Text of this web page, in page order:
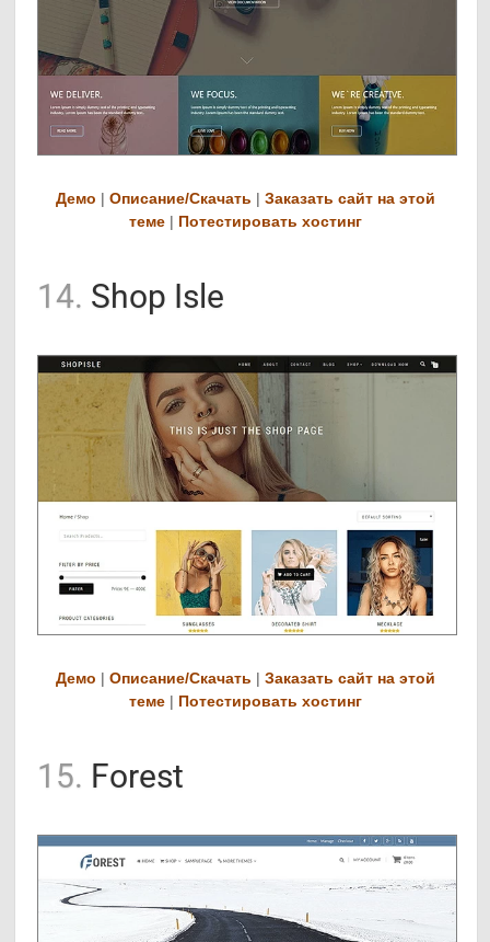
Демо |Описание/Скачать |Заказать сайт на этой
теме | Потестировать хостинг
14. Shop Isle
Демо |Описание/Скачать |Заказать сайт на этой
теме | Потестировать хостинг
15. Forest